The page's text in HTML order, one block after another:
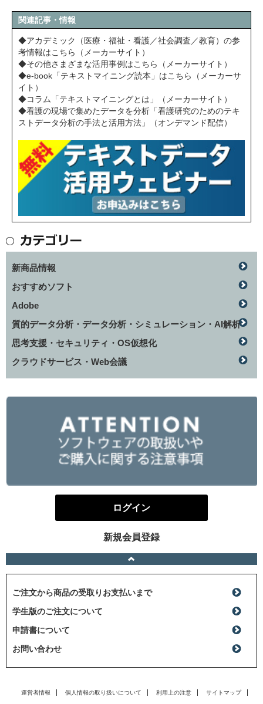
関連記事・情報
◆アカデミック（医療・福祉・看護／社会調査／教育）の参
考情報はこちら（メーカーサイト）
◆その他さまざまな活用事例はこちら（メーカーサイト）
◆e-book「テキストマイニング読本」はこちら（メーカーサ
イト）
◆コラム「テキストマイニングとは」（メーカーサイト）
◆看護の現場で集めたデータを分析「看護研究のためのテキ
ストデータ分析の手法と活用方法」（オンデマンド配信）
新商品情報
おすすめソフト
Adobe
質的データ分析・データ分析・シミュレーション・AI解析
思考支援・セキュリティ・OS仮想化
クラウドサービス・Web会議
ログイン
新規会員登録
ご注文から商品の受取りお支払いまで
学生版のご注文について
申請書について
お問い合わせ
運営者情報 個人情報の取り扱いについて 利用上の注意 サイトマップ